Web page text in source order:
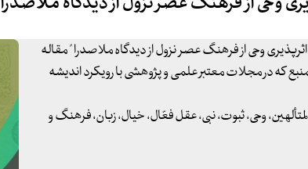
وحی از فرهنگ عصر نزول از دیدگاه ملاصدرا " مقاله
و با 27 فهرست منبع که در مجلات معتبر علمی و پژوهشی با رویکرد اندیشه
وحی، ثبوت، نبی، عقل فعّال، خیال، زبان، فرهنگ و